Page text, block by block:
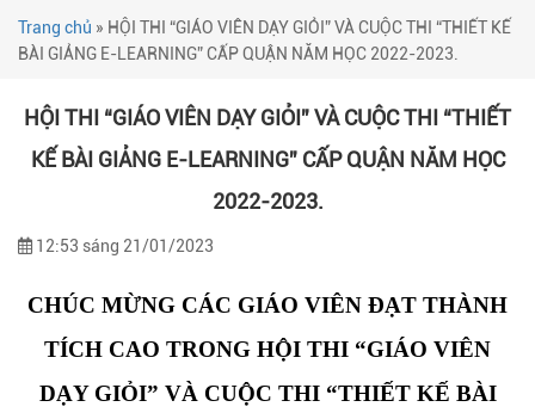
Trang chủ » HỘI THI “GIÁO VIÊN DẠY GIỎI” VÀ CUỘC THI “THIẾT KẾ
BÀI GIẢNG E-LEARNING” CẤP QUẬN NĂM HỌC 2022-2023.
HỘI THI “GIÁO VIÊN DẠY GIỎI” VÀ CUỘC THI “THIẾT
KẾ BÀI GIẢNG E-LEARNING” CẤP QUẬN NĂM HỌC
2022-2023.
12:53 sáng 21/01/2023
CHÚC MỪNG CÁC GIÁO VIÊN ĐẠT THÀNH
TÍCH CAO TRONG HỘI THI “GIÁO VIÊN
DẠY GIỎI” VÀ CUỘC THI “THIẾT KẾ BÀI